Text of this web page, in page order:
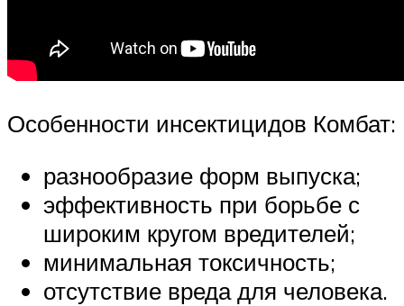
Особенности инсектицидов Комбат:
разнообразие форм выпуска;
эффективность при борьбе с
широким кругом вредителей;
минимальная токсичность;
отсутствие вреда для человека.